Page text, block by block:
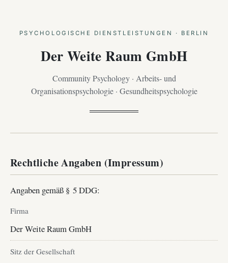
PSYCHOLOGISCHE DIENSTLEISTUNGEN · BERLIN
Der Weite Raum GmbH
Community Psychology · Arbeits- und
Organisationspsychologie · Gesundheitspsychologie
Rechtliche Angaben (Impressum)
Angaben gemäß § 5 DDG:
Firma
Der Weite Raum GmbH
Sitz der Gesellschaft